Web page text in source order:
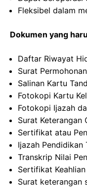
Fleksibel dalam
Dokumen yang
Daftar Riwayat
Surat
Salinan Kartu
Fotokopi Kartu
Fotokopi Ijazah
Surat Keterangan
Sertifikat atau
Ijazah Pendidikan
Transkrip Nilai
Sertifikat
Surat keterangan